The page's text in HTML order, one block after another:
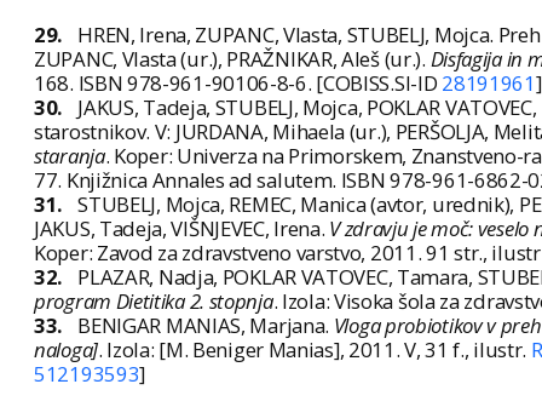
29.
HREN, Irena, ZUPANC, Vlasta, STUBELJ, Mojca.
ZUPANC, Vlasta (ur.), PRAŽNIKAR, Aleš (ur.). Disfagija in
168. ISBN 978-961-90106-8-6. [COBISS.SI-ID 28191961]
30.
JAKUS, Tadeja, STUBELJ, Mojca, POKLAR
starostnikov. V: JURDANA, Mihaela (ur.), PERŠOLJA,
staranja. Koper: Univerza na Primorskem, Znanstveno-
77. Knjižnica Annales ad salutem. ISBN 978-961-6862-
31. STUBELJ, Mojca, REMEC, Manica (avtor, urednik),
JAKUS, Tadeja, VIŠNJEVEC, Irena. V zdravju je moč:
Koper: Zavod za zdravstveno varstvo, 2011. 91 str.,
32.
PLAZAR, Nadja, POKLAR VATOVEC, Tamara,
program Dietitika 2. stopnja. Izola: Visoka šola za
33.
BENIGAR MANIAS, Marjana. Vloga probiotikov v
naloga]. Izola: [M. Beniger Manias], 2011. V, 31 f., ilustr.
512193593]